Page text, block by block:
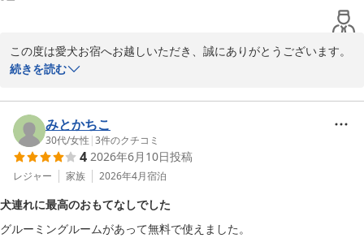
今後も季節に合わせて、その時期ならではの当日注文メニューをご
用意できるよう検討しておりますので、ぜひ楽しみにしていただけ
れば幸いです。
る場所であり続けられるよう、スタッフ一同心を込めたおもてなし
に努めてまいります。
改めまして、この度は当館にご宿泊いただき、誠にありがとうござ
いました。
またの「おかえり」を心よりお待ちしております。
愛犬お宿 伊豆高原
この度は愛犬お宿へお越しいただき、誠にありがとうございます。
また、嬉しいお便りに「満点の評価」を賜り重ねてお礼を申し上げ
「ワンコにいたれりつくせりのお宿」とのお言葉をいただき、大変
嬉しく拝見いたしました。
Hちゃん（ワンちゃんのお名前は伏せさせていただきます）のコス
ました。とてもよくお似合いで、可愛らしいお姿に心が和みまし
た。
続きを読む
みとかちこ
30代/女性 |3件のクチコミ
4 2026年6月10日投稿
レジャー 家族 2026年4月宿泊
犬連れに最高のおもてなしでした
グルーミングルームがあって無料で使えました。